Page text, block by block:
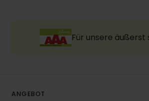
Für unsere
ANGEBOT